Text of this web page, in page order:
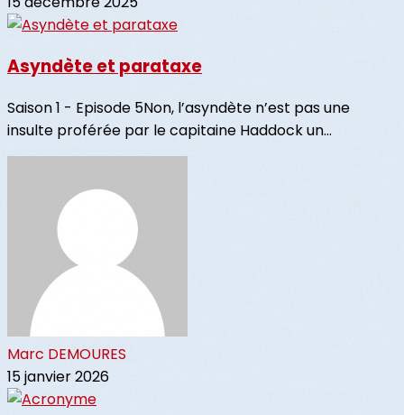
Asyndète et parataxe
Saison 1 - Episode 5Non, l’asyndète n’est pas une
insulte proférée par le capitaine Haddock un...
Marc DEMOURES
15 janvier 2026